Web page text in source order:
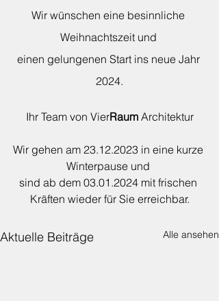
Wir wünschen eine besinnliche
Weihnachtszeit und
einen gelungenen Start ins neue Jahr
2024.
Ihr Team von VierRaum Architektur
Wir gehen am 23.12.2023 in eine kurze
Winterpause und
sind ab dem 03.01.2024 mit frischen
Kräften wieder für Sie erreichbar.
Aktuelle Beiträge Alle ansehen